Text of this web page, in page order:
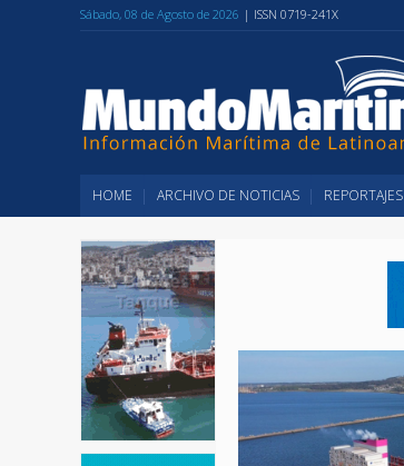
Sábado, 08 de Agosto de 2026 | ISSN 0719-241X
HOME ARCHIVO DE NOTICIAS REPORTAJES